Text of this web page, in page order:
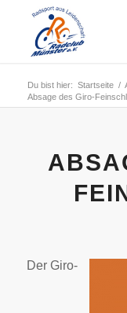
Du bist hier: Startseite /
Absage des Giro-
Der Giro-